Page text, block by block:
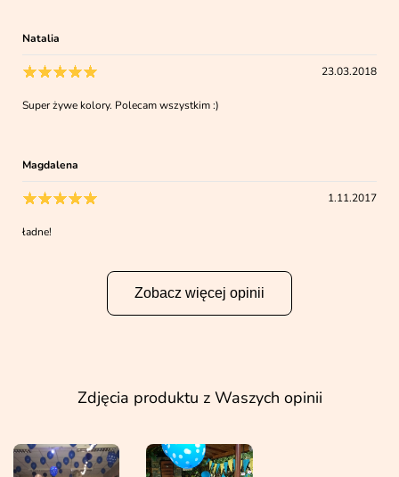
Natalia
23.03.2018
Super żywe kolory. Polecam wszystkim :)
Magdalena
1.11.2017
ładne!
Zobacz więcej opinii
Zdjęcia produktu z Waszych opinii